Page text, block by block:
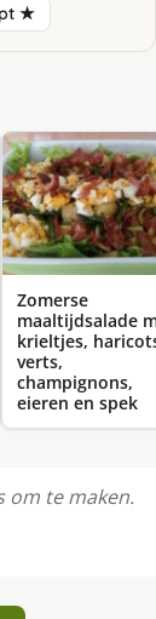
★
Zomerse
maaltijdsalade
krieltjes,
verts,
champignons,
eieren en spek
om te maken.